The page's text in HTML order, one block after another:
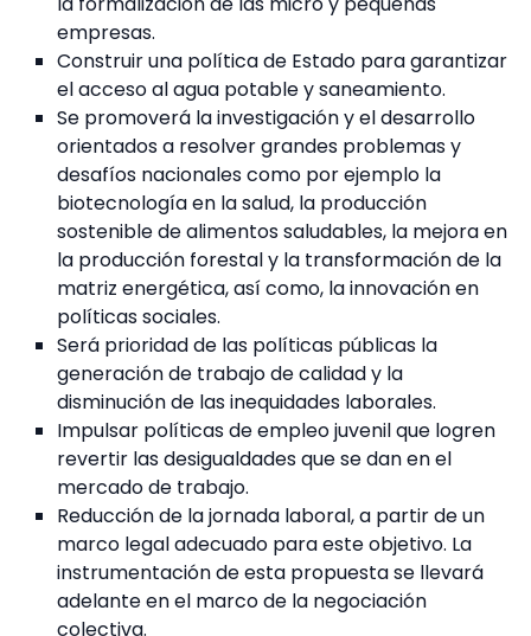
empresas.
Construir una política de Estado para garantizar
el acceso al agua potable y saneamiento.
Se promoverá la investigación y el desarrollo
orientados a resolver grandes problemas y
desafíos nacionales como por ejemplo la
biotecnología en la salud, la producción
sostenible de alimentos saludables, la mejora en
la producción forestal y la transformación de la
matriz energética, así como, la innovación en
políticas sociales.
Será prioridad de las políticas públicas la
generación de trabajo de calidad y la
disminución de las inequidades laborales.
Impulsar políticas de empleo juvenil que logren
revertir las desigualdades que se dan en el
mercado de trabajo.
Reducción de la jornada laboral, a partir de un
marco legal adecuado para este objetivo. La
instrumentación de esta propuesta se llevará
adelante en el marco de la negociación
colectiva.